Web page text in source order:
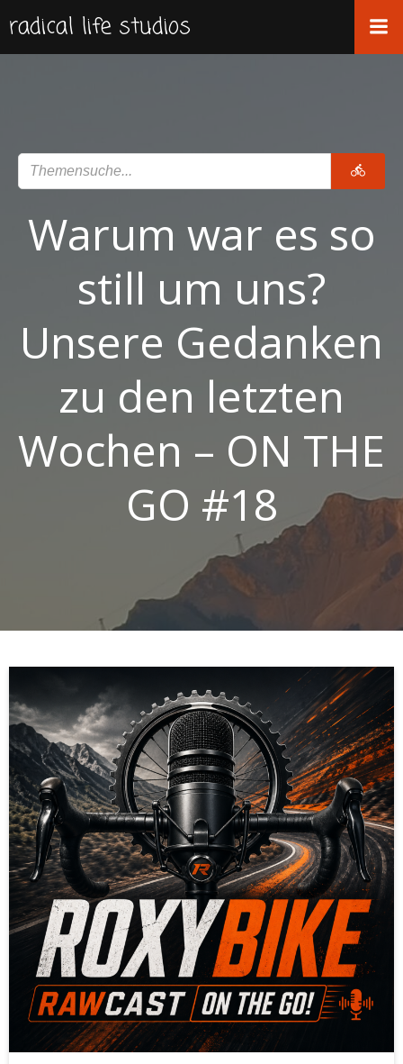
springen
radical life studios
Warum war es so
still um uns?
Unsere Gedanken
zu den letzten
Wochen – ON THE
GO #18